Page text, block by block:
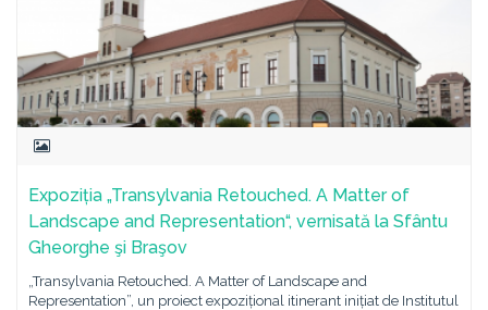
Expoziția „Transylvania Retouched. A Matter of
Landscape and Representation“, vernisată la Sfântu
Gheorghe şi Braşov
„Transylvania Retouched. A Matter of Landscape and
Representation”, un proiect expozițional itinerant inițiat de Institutul